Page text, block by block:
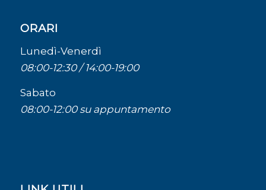
ORARI
Lunedì-Venerdì
08:00-12:30 / 14:00-19:00
Sabato
08:00-12:00 su appuntamento